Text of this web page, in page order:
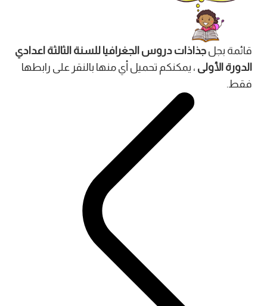
قائمة بجل جذاذات دروس الجغرافيا للسنة الثالثة اعدادي
الدورة الأولى ، يمكنكم تحميل أي منها بالنقر على رابطها
فقط.